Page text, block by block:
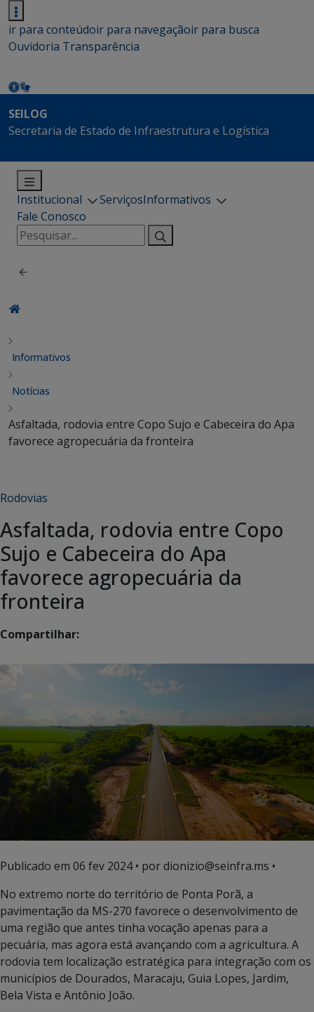
ir para conteúdoir para navegaçãoir para busca
Ouvidoria Transparência
SEILOG
Secretaria de Estado de Infraestrutura e Logística
Institucional ServiçosInformativos
Fale Conosco
Pesquisar
por:
Informativos
Notícias
Asfaltada, rodovia entre Copo Sujo e Cabeceira do Apa
favorece agropecuária da fronteira
Rodovias
Asfaltada, rodovia entre Copo
Sujo e Cabeceira do Apa
favorece agropecuária da
fronteira
Compartilhar:
Publicado em 06 fev 2024• por dionizio@seinfra.ms •
No extremo norte do território de Ponta Porã, a
pavimentação da MS-270 favorece o desenvolvimento de
uma região que antes tinha vocação apenas para a
pecuária, mas agora está avançando com a agricultura. A
rodovia tem localização estratégica para integração com os
municípios de Dourados, Maracaju, Guia Lopes, Jardim,
Bela Vista e Antônio João.